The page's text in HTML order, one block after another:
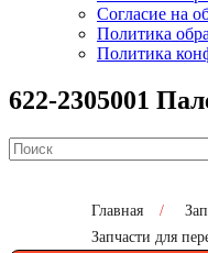
Согласие на
Политика
Политика
622-2305001
Главная /
Запчасти для